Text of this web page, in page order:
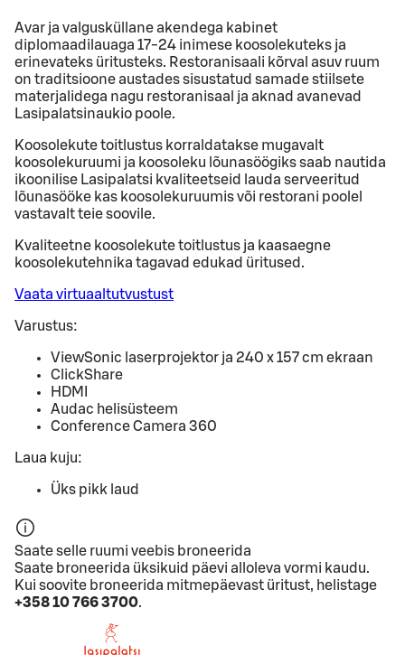
Avar ja valgusküllane akendega kabinet
diplomaadilauaga 17-24 inimese koosolekuteks ja
erinevateks üritusteks. Restoranisaali kõrval asuv ruum
on traditsioone austades sisustatud samade stiilsete
materjalidega nagu restoranisaal ja aknad avanevad
Lasipalatsinaukio poole.
Koosolekute toitlustus korraldatakse mugavalt
koosolekuruumi ja koosoleku lõunasöögiks saab nautida
ikoonilise Lasipalatsi kvaliteetseid lauda serveeritud
lõunasööke kas koosolekuruumis või restorani poolel
vastavalt teie soovile.
Kvaliteetne koosolekute toitlustus ja kaasaegne
koosolekutehnika tagavad edukad üritused.
Vaata virtuaaltutvustust
Varustus:
ViewSonic laserprojektor ja 240 x 157 cm ekraan
ClickShare
HDMI
Audac helisüsteem
Conference Camera 360
Laua kuju:
Üks pikk laud
Saate selle ruumi veebis broneerida
Saate broneerida üksikuid päevi alloleva vormi kaudu.
Kui soovite broneerida mitmepäevast üritust, helistage
+358 10 766 3700.